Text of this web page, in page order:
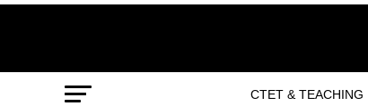
CTET & TEACHING